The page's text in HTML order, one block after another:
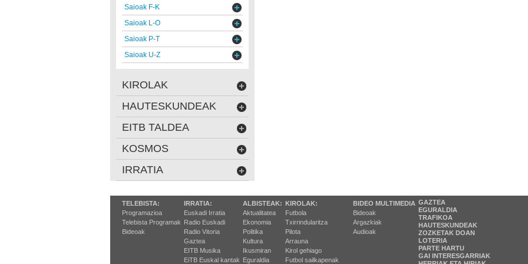
Saioak F-K
Saioak L-O
Saioak P-T
Saioak U-Z
KIROLAK
HAUTESKUNDEAK
EITB TALDEA
KOSMOS
IRRATIA
TELEBISTA:
Programazioa
Telebista Programak
Bideoak
IRRATIA:
Euskadi Irratia
Radio Euskadi
Radio Vitoria
Gaztea
EITB Musika
EiTB Euskal kantak
ALBISTEAK:
Aktualitatea
Ekonomia
Politika
Kultura
Ikusmiran
Eguraldia
KIROLAK:
Futbola
Txirrindularitza
Pilota
Arrauna
Kirol gehiago
Futbol sailkapenak
BIDEO MULTIMEDIA
Bideoak
Argazkiak
Audioak
GAZTEA
EGURALDIA
TRAFIKOA
HAUTESKUNDEAK
ZOZKETAK DOAN
LOTERIA
PARTE HARTU
GAI INTERESGARRIAK